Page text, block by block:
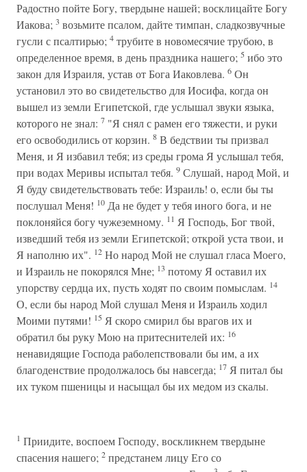
Радостно пойте Богу, твердыне нашей; восклицайте Богу
Иакова; 3 возьмите псалом, дайте тимпан, сладкозвучные
гусли с псалтирью; 4 трубите в новомесячие трубою, в
определенное время, в день праздника нашего; 5 ибо это
закон для Израиля, устав от Бога Иаковлева. 6 Он
установил это во свидетельство для Иосифа, когда он
вышел из земли Египетской, где услышал звуки языка,
которого не знал: 7 "Я снял с рамен его тяжести, и руки
его освободились от корзин. 8 В бедствии ты призвал
Меня, и Я избавил тебя; из среды грома Я услышал тебя,
при водах Меривы испытал тебя. 9 Слушай, народ Мой, и
Я буду свидетельствовать тебе: Израиль! о, если бы ты
послушал Меня! 10 Да не будет у тебя иного бога, и не
поклоняйся богу чужеземному. 11 Я Господь, Бог твой,
изведший тебя из земли Египетской; открой уста твои, и
Я наполню их". 12 Но народ Мой не слушал гласа Моего,
и Израиль не покорялся Мне; 13 потому Я оставил их
упорству сердца их, пусть ходят по своим помыслам. 14
О, если бы народ Мой слушал Меня и Израиль ходил
Моими путями! 15 Я скоро смирил бы врагов их и
обратил бы руку Мою на притеснителей их: 16
ненавидящие Господа раболепствовали бы им, а их
благоденствие продолжалось бы навсегда; 17 Я питал бы
их туком пшеницы и насыщал бы их медом из скалы.
1 Приидите, воспоем Господу, воскликнем твердыне
спасения нашего; 2 предстанем лицу Его со